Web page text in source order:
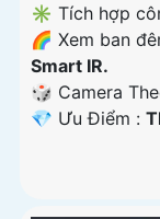
✳️ Tích hợp
🌈 Xem ban
Smart IR.
🎲 Camera
️💎 Ưu Điểm :